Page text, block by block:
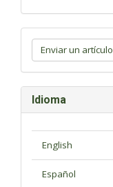
Enviar
un
artículo
Enviar un artículo
Idioma